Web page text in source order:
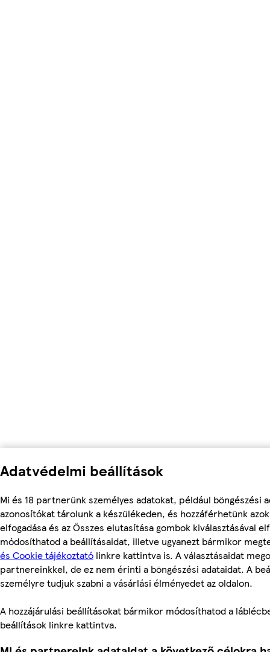
Adatvédelmi beállítások
Mi és 18 partnerünk személyes adatokat, például böngészési
azonosítókat tárolunk a készülékeden, és hozzáférhetünk
elfogadása és az Összes elutasítása gombok kiválasztásával
módosíthatod a beállításaidat, illetve ugyanezt bármikor
és Cookie tájékoztató linkre kattintva is. A választásaidat
partnereinkkel, de ez nem érinti a böngészési adataidat. A
személyre tudjuk szabni a vásárlási élményedet az oldalon.
A hozzájárulási beállításokat bármikor módosíthatod a
beállítások linkre kattintva.